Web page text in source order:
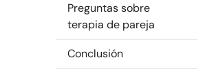
Preguntas sobre
terapia de pareja
Conclusión